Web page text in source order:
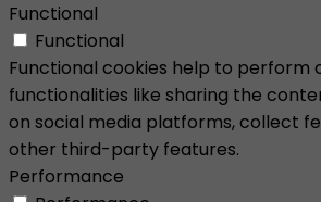
Functional
Functional
Functional cookies help to perform
functionalities like sharing the
on social media platforms, collect
other third-party features.
Performance